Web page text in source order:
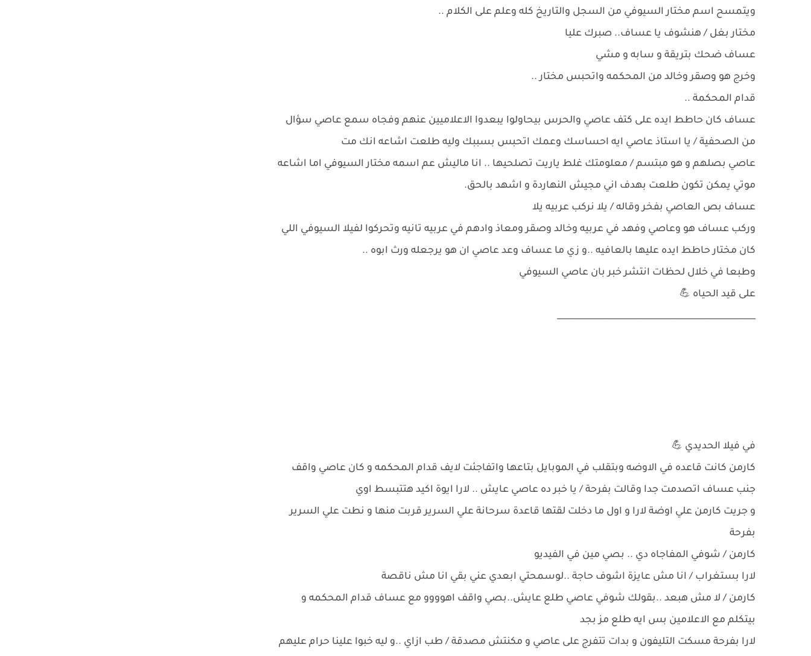
ويتمسح اسم مختار السيوفي من السجل والتاريخ كله وعلم على الكلام ..
مختار بغل / هنشوف يا عساف.. صبرك عليا
عساف ضحك بتريقة و سابه و مشي
وخرج هو وصقر وخالد من المحكمه واتحبس مختار ..
قدام المحكمة ..
عساف كان حاطط ايده على كتف عاصي والحرس بيحاولوا يبعدوا الاعلاميين عنهم وفجاه سمع عاصي سؤال
من الصحفية / يا استاذ عاصي ايه احساسك وعمك اتحبس بسببك وليه طلعت اشاعه انك مت
عاصي بصلهم و هو مبتسم / معلومتك غلط ياريت تصلحيها .. انا ماليش عم اسمه مختار السيوفي اما اشاعه
موتي يمكن تكون طلعت بهدف اني مجيش النهاردة و اشهد بالحق.
عساف بص العاصي بفخر وقاله / يلا نركب عربيه يلا
وركب عساف هو وعاصي وفهد في عربيه وخالد وصقر ومعاذ وادهم في عربيه تانيه وتحركوا لفيلا السيوفي اللي
كان مختار حاطط ايده عليها بالعافيه ..و زي ما عساف وعد عاصي ان هو يرجعله ورث ابوه ..
وطبعا في خلال لحظات انتشر خبر بان عاصي السيوفي
على قيد الحياه 💪
_______________________________________________
في فيلا الحديدي 💪
كارمن كانت قاعده في الاوضه وبتقلب في الموبايل بتاعها واتفاجئت لايف قدام المحكمه و كان عاصي واقف
جنب عساف اتصدمت جدا وقالت بفرحة / يا خبر ده عاصي عايش .. لارا ايوة اكيد هتتبسط اوي
و جريت كارمن علي اوضة لارا و اول ما دخلت لقتها قاعدة سرحانة علي السرير قربت منها و نطت علي السرير
بفرحة
كارمن / شوفي المفاجاه دي .. بصي مين في الفيديو
لارا بستغراب / انا مش عايزة اشوف حاجة ..لوسمحتي ابعدي عني بقي انا مش ناقصة
كارمن / لا مش هبعد ..بقولك شوفي عاصي طلع عايش..بصي واقف اهوووو مع عساف قدام المحكمه و
بيتكلم مع الاعلامين بس ايه طلع مز بجد
لارا بفرحة مسكت التليفون و بدات تتفرج على عاصي و مكنتش مصدقة / طب ازاي ..و ليه خبوا علينا حرام عليهم